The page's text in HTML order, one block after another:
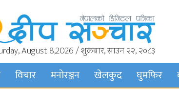
August 8,2026 / शुक्रबार, साउन २२, २०८३
विचार मनाेरञ्जन खेलकुद घुमफिर